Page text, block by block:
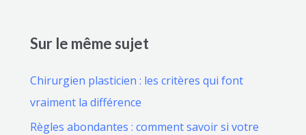
Sur le même sujet
Chirurgien plasticien : les critères qui font
vraiment la différence
Règles abondantes : comment savoir si votre